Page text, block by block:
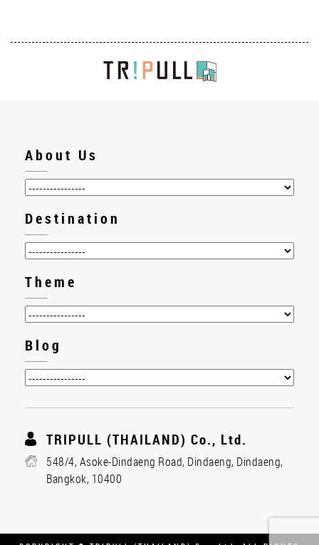
About Us
Destination
Theme
Blog
TRIPULL (THAILAND) Co., Ltd.
548/4, Asoke-Dindaeng Road, Dindaeng, Dindaeng,
Bangkok, 10400